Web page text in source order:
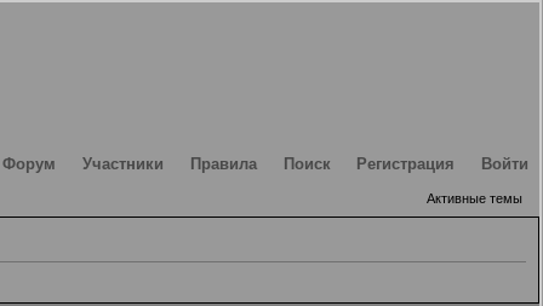
Форум Участники Правила Поиск Регистрация Войти
Активные темы